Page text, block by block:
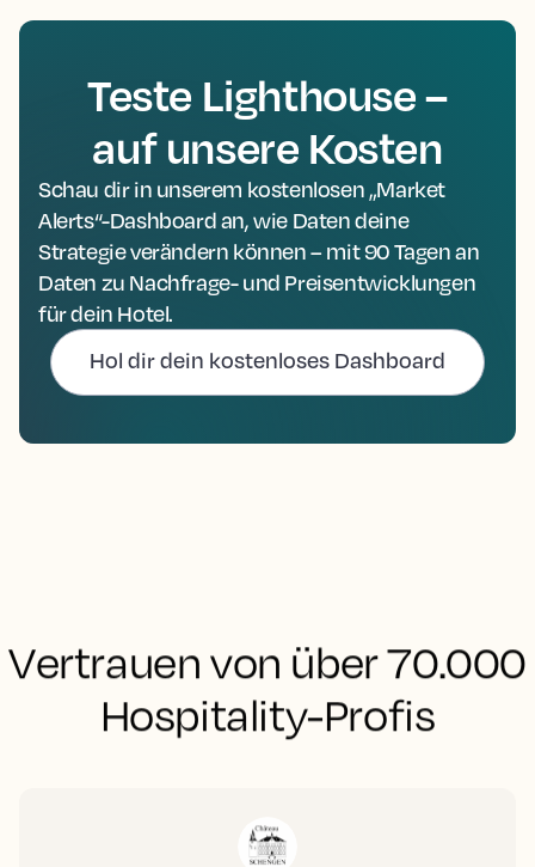
Teste Lighthouse –
auf unsere Kosten
Schau dir in unserem kostenlosen „Market
Alerts“-Dashboard an, wie Daten deine
Strategie verändern können – mit 90 Tagen an
Daten zu Nachfrage- und Preisentwicklungen
für dein Hotel.
Hol dir dein kostenloses Dashboard
Vertrauen von über 70.000
Hospitality-Profis